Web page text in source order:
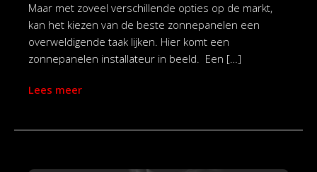
Maar met zoveel verschillende opties op de markt,
kan het kiezen van de beste zonnepanelen een
overweldigende taak lijken. Hier komt een
zonnepanelen installateur in beeld. Een […]
Lees meer